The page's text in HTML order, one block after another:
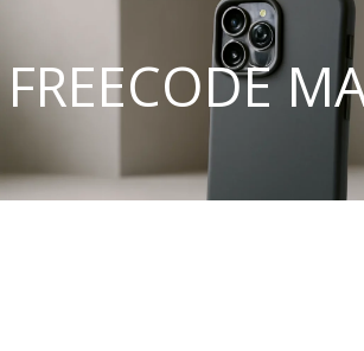
FREECODE